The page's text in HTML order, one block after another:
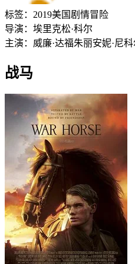
标签： 2019美国 剧情冒险
导演： 埃里克松·科尔
主演： 威廉·达福朱丽安妮·尼
战马